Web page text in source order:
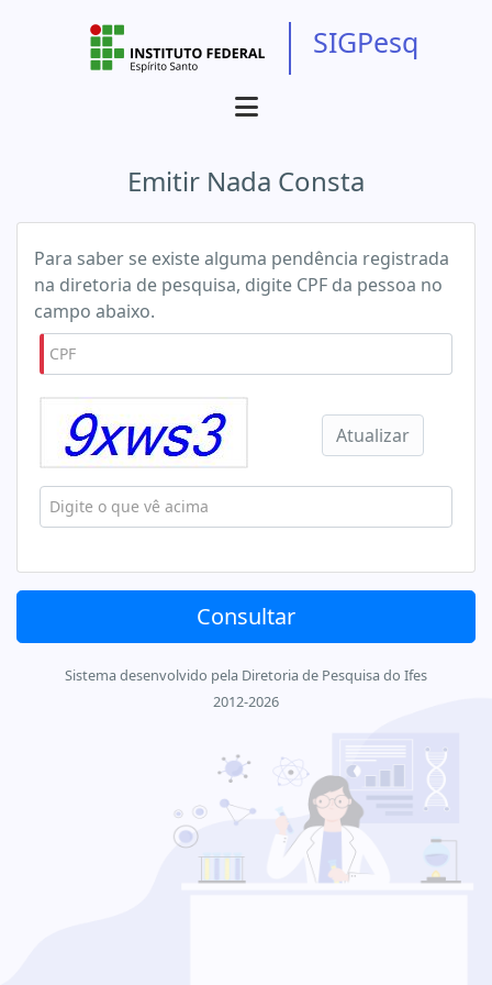
SIGPesq
Emitir Nada Consta
Para saber se existe alguma pendência registrada
na diretoria de pesquisa, digite CPF da pessoa no
campo abaixo.
CPF
Atualizar
Digite o que vê acima
Sistema desenvolvido pela Diretoria de Pesquisa do Ifes
2012-2026